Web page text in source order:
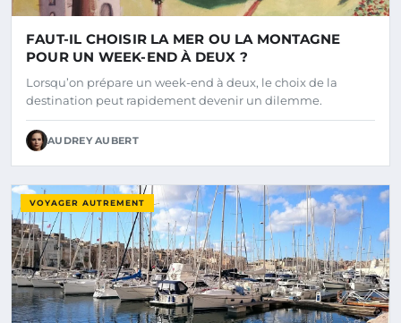
FAUT-IL CHOISIR LA MER OU LA MONTAGNE
POUR UN WEEK-END À DEUX ?
Lorsqu’on prépare un week-end à deux, le choix de la
destination peut rapidement devenir un dilemme.
AUDREY AUBERT
VOYAGER AUTREMENT